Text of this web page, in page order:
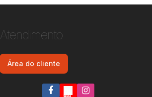
Atendimento
Área do cliente